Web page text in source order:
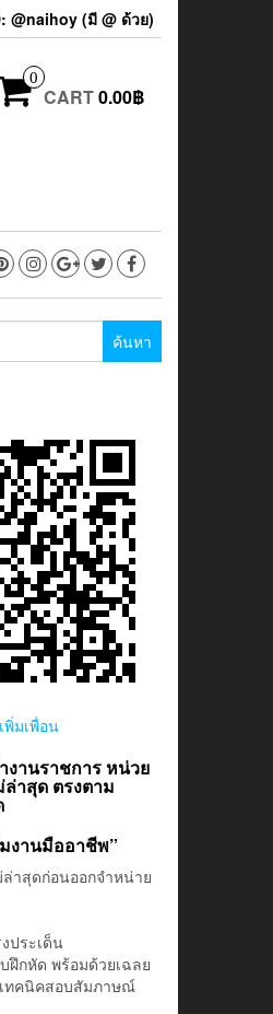
@naihoy (มี @ ด้วย)
0
CART0.00฿
พิ่มเพื่อน
งานราชการ หน่วย
าสุด ตรงตาม
งานมืออาชีพ”
ล่าสุดก่อนออกจำหน่าย
ประเด็น
กหัด พร้อมด้วยเฉลย
ทคนิคสอบสัมภาษณ์